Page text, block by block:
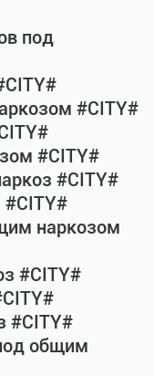
под
#CITY#
#CITY#
#CITY#
наркозом
#CITY#
#CITY#
общим